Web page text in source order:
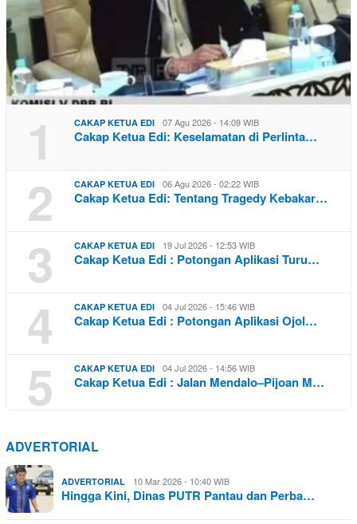
1 CAKAP KETUA EDI 07 Agu 2026 - 14:09 WIB
Cakap Ketua Edi: Keselamatan di Perlinta…
2 CAKAP KETUA EDI 06 Agu 2026 - 02:22 WIB
Cakap Ketua Edi: Tentang Tragedy Kebakar…
3 CAKAP KETUA EDI 19 Jul 2026 - 12:53 WIB
Cakap Ketua Edi : Potongan Aplikasi Turu…
4 CAKAP KETUA EDI 04 Jul 2026 - 15:46 WIB
Cakap Ketua Edi : Potongan Aplikasi Ojol…
5 CAKAP KETUA EDI 04 Jul 2026 - 14:56 WIB
Cakap Ketua Edi : Jalan Mendalo–Pijoan M…
ADVERTORIAL
ADVERTORIAL 10 Mar 2026 - 10:40 WIB
Hingga Kini, Dinas PUTR Pantau dan Perba…